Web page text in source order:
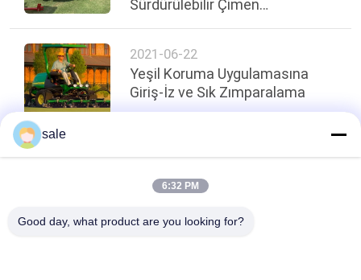
Sürdürülebilir Çimen
2021-06-22
Yeşil Koruma Uygulamasına
Giriş-İz ve Sık Zımparalama
Sayfanın Üstü
sale
6:32 PM
Good day, what product are you looking for?